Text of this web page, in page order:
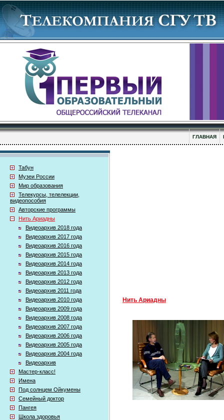
ГЛАВНАЯ
Табун
Музеи России
Мир образования
Телекурсы, телелекции,
видеопособия
Авторские программы
Нить Ариадны
Видеоархив 2018 года
Видеоархив 2017 года
Видеоархив 2016 года
Видеоархив 2015 года
Видеоархив 2014 года
Видеоархив 2013 года
Видеоархив 2012 года
Видеоархив 2011 года
Видеоархив 2010 года
Видеоархив 2009 года
Видеоархив 2008 года
Видеоархив 2007 года
Видеоархив 2006 года
Видеоархив 2005 года
Видеоархив 2004 года
Видеоархив
Мастер-класс!
Имена
Под солнцем Ойкумены
Семейный доктор
Пангея
Школа здоровья
Нить Ариадны